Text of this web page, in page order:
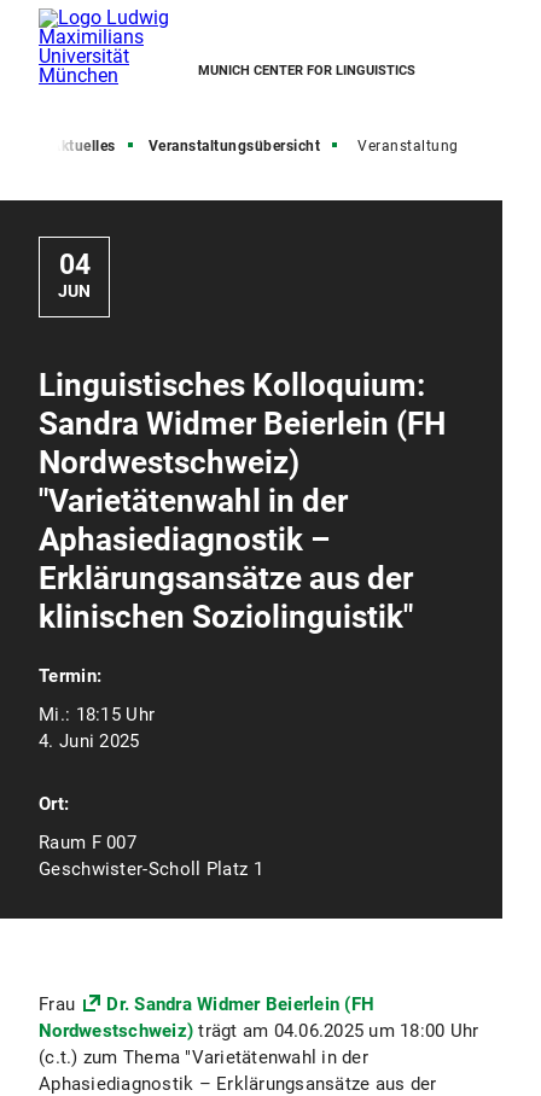
MUNICH CENTER FOR LINGUISTICS
Aktuelles Veranstaltungsübersicht Veranstaltung
04
JUN
Linguistisches Kolloquium:
Sandra Widmer Beierlein (FH
Nordwestschweiz)
"Varietätenwahl in der
Aphasiediagnostik –
Erklärungsansätze aus der
klinischen Soziolinguistik"
Termin:
Mi.: 18:15 Uhr
4. Juni 2025
Ort:
Raum F 007
Geschwister-Scholl Platz 1
Frau
Dr. Sandra Widmer Beierlein (FH
Nordwestschweiz) trägt am 04.06.2025 um 18:00 Uhr
(c.t.) zum Thema "Varietätenwahl in der
Aphasiediagnostik – Erklärungsansätze aus der